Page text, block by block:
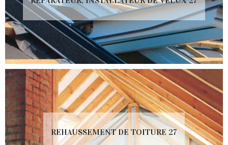
REHAUSSEMENT DE TOITURE 27